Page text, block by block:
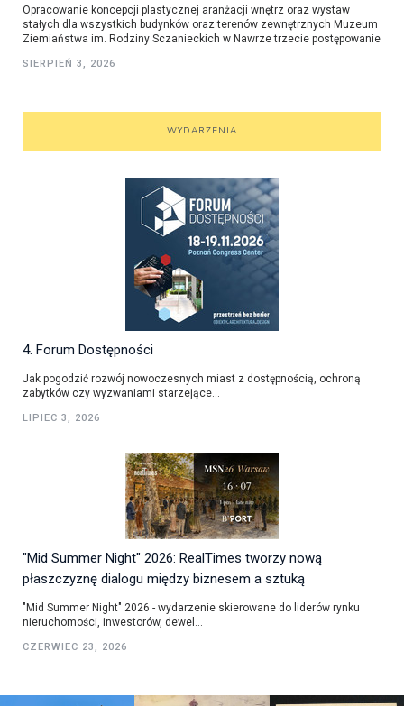
Opracowanie koncepcji plastycznej aranżacji wnętrz oraz wystaw
stałych dla wszystkich budynków oraz terenów zewnętrznych Muzeum
Ziemiaństwa im. Rodziny Sczanieckich w Nawrze trzecie postępowanie
SIERPIEŃ 3, 2026
WYDARZENIA
4. Forum Dostępności
Jak pogodzić rozwój nowoczesnych miast z dostępnością, ochroną
zabytków czy wyzwaniami starzejące...
LIPIEC 3, 2026
"Mid Summer Night" 2026: RealTimes tworzy nową
płaszczyznę dialogu między biznesem a sztuką
"Mid Summer Night" 2026 - wydarzenie skierowane do liderów rynku
nieruchomości, inwestorów, dewel...
CZERWIEC 23, 2026